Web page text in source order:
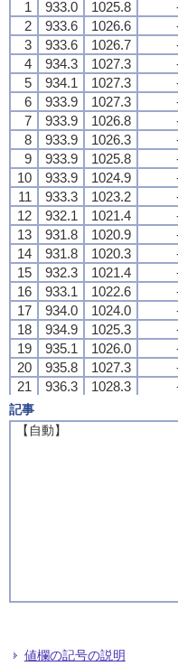
1
933.0 1025.8
2
933.6 1026.6
3
933.6 1026.7
4
934.3 1027.3
5
934.1 1027.3
6
933.9 1027.3
7
933.9 1026.8
8
933.9 1026.3
9
933.9 1025.8
10
933.9 1024.9
11
933.3 1023.2
12
932.1 1021.4
13
931.8 1020.9
14
931.8 1020.3
15
932.3 1021.4
16
933.1 1022.6
17
934.0 1024.0
18
934.9 1025.3
19
935.1 1026.0
20
935.8 1027.3
21
936.3 1028.3
22
23
937.4 1030.0
1
933.0 1025.8
2
933.6 1026.6
3
933.6 1026.7
4
934.3 1027.3
5
934.1 1027.3
6
933.9 1027.3
7
933.9 1026.8
8
933.9 1026.3
9
933.9 1025.8
10
933.9 1024.9
11
933.3 1023.2
12
932.1 1021.4
13
931.8 1020.9
14
931.8 1020.3
15
932.3 1021.4
16
933.1 1022.6
17
934.0 1024.0
18
934.9 1025.3
19
935.1 1026.0
20
935.8 1027.3
21
936.3 1028.3
22
23
937.4 1030.0
1
933.0 1025.8
2
933.6 1026.6
3
933.6 1026.7
4
934.3 1027.3
5
934.1 1027.3
6
933.9 1027.3
7
933.9 1026.8
8
933.9 1026.3
9
933.9 1025.8
10
933.9 1024.9
11
933.3 1023.2
12
932.1 1021.4
13
931.8 1020.9
14
931.8 1020.3
15
932.3 1021.4
16
933.1 1022.6
17
934.0 1024.0
18
934.9 1025.3
19
935.1 1026.0
20
935.8 1027.3
21
936.3 1028.3
22
23
937.4 1030.0
1
933.0 1025.8
2
933.6 1026.6
3
933.6 1026.7
4
934.3 1027.3
5
934.1 1027.3
6
933.9 1027.3
7
933.9 1026.8
8
933.9 1026.3
9
933.9 1025.8
10
933.9 1024.9
11
933.3 1023.2
12
932.1 1021.4
13
931.8 1020.9
14
931.8 1020.3
15
932.3 1021.4
16
933.1 1022.6
17
934.0 1024.0
18
934.9 1025.3
19
935.1 1026.0
20
935.8 1027.3
21
936.3 1028.3
22
23
937.4 1030.0
記事
【自動】
値欄の記号の説明